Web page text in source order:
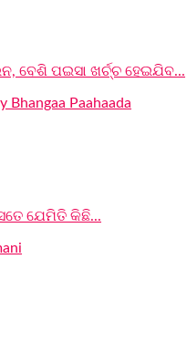
ବେଶି ପଇସା ଖର୍ଚ୍ଚ ହେଇଯିବ...
ଯେମିତି କିଛି...